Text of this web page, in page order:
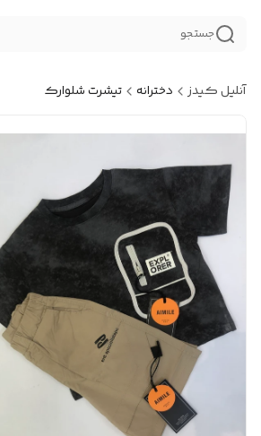
جستجو
آنلیل کیدز دخترانه تیشرت شلوارک